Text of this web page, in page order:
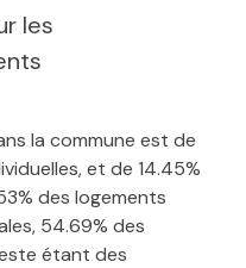
les
la commune est de
et de 14.45%
des logements
54.69% des
étant des